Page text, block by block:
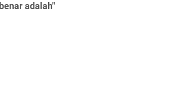
benar adalah"